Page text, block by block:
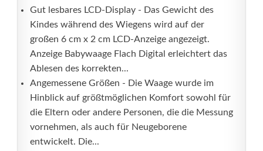
Gut lesbares LCD-Display - Das Gewicht des
Kindes während des Wiegens wird auf der
großen 6 cm x 2 cm LCD-Anzeige angezeigt.
Anzeige Babywaage Flach Digital erleichtert das
Ablesen des korrekten...
Angemessene Größen - Die Waage wurde im
Hinblick auf größtmöglichen Komfort sowohl für
die Eltern oder andere Personen, die die Messung
vornehmen, als auch für Neugeborene
entwickelt. Die...